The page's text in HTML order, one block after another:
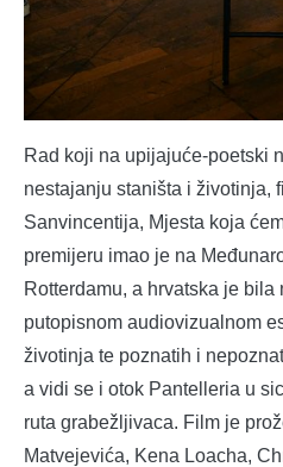
Rad koji na upijajuće-poetski
nestajanju staništa i životinja,
Sanvincentija, Mjesta koja
premijeru imao je na
Rotterdamu, a hrvatska je
putopisnom audiovizualnom
životinja te poznatih i
a vidi se i otok Pantelleria u
ruta grabežljivaca. Film je
Matvejevića, Kena Loacha,